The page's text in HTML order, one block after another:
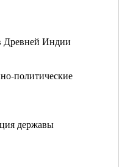
Древней Индии
политические
державы